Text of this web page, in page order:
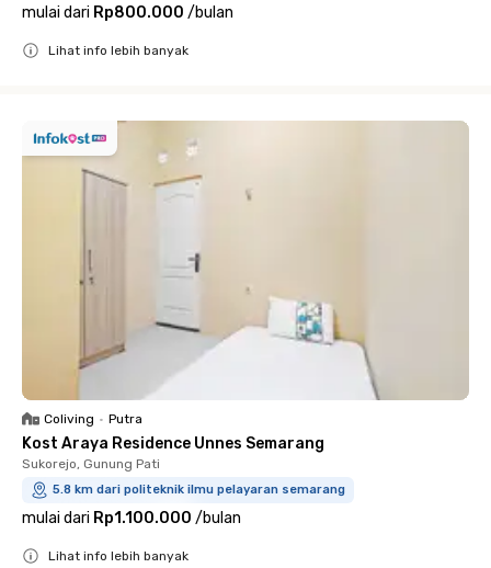
mulai dari Rp800.000 /bulan
Lihat info lebih banyak
Coliving • Putra
Kost Araya Residence Unnes Semarang
Sukorejo, Gunung Pati
5.8 km dari politeknik ilmu pelayaran semarang
mulai dari Rp1.100.000 /bulan
Lihat info lebih banyak